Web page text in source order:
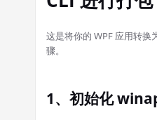
这是将你的 WPF 应用转换
骤。
1、初始化